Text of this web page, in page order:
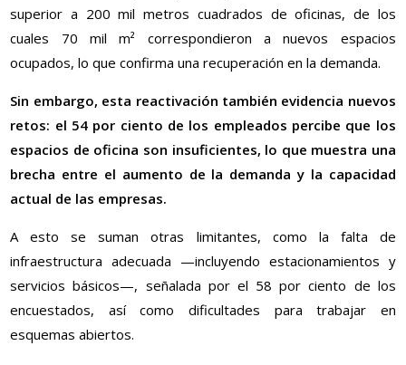
superior a 200 mil metros cuadrados de oficinas, de los
cuales 70 mil m² correspondieron a nuevos espacios
ocupados, lo que confirma una recuperación en la demanda.
Sin embargo, esta reactivación también evidencia nuevos
retos: el 54 por ciento de los empleados percibe que los
espacios de oficina son insuficientes, lo que muestra una
brecha entre el aumento de la demanda y la capacidad
actual de las empresas.
A esto se suman otras limitantes, como la falta de
infraestructura adecuada —incluyendo estacionamientos y
servicios básicos—, señalada por el 58 por ciento de los
encuestados, así como dificultades para trabajar en
esquemas abiertos.